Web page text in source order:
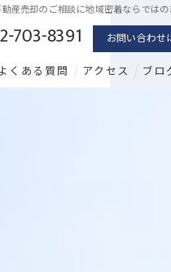
産売却のご相談に地域密着ならでは
703-8391 お問い合わせ
くある質問 アクセス ブロ